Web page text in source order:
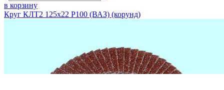
в корзину
Круг КЛТ2 125х22 Р100 (ВАЗ) (корунд)